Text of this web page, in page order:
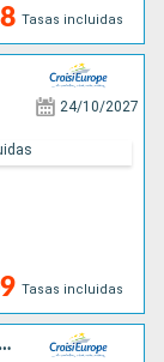
Tasas incluidas
24/10/2027
Tasas incluidas
CROISIÈRE SUR L'IJSSELMEER, LA PERLE DE LA HOLLANDE